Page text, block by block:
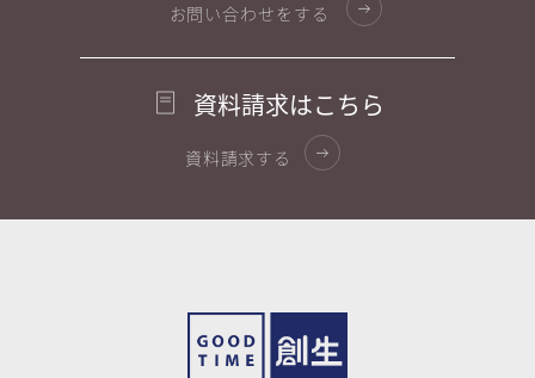
お問い合わせをする
資料請求はこちら
資料請求する